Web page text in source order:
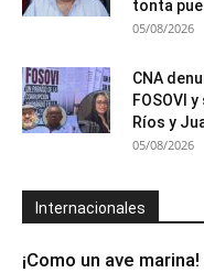
tonta
05/08/2026
CNA
FOSOVI
Ríos y
05/08/2026
Internacionales
¡Como un ave